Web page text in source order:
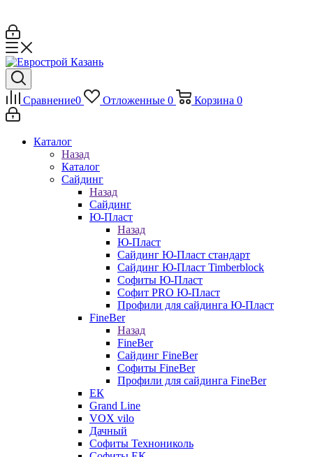
Сравнение0 Отложенные 0 Корзина 0
Каталог
Назад
Каталог
Сайдинг
Назад
Сайдинг
Ю-Пласт
Назад
Ю-Пласт
Сайдинг Ю-Пласт стандарт
Сайдинг Ю-Пласт Timberblock
Софиты Ю-Пласт
Софит PRO Ю-Пласт
Профили для сайдинга Ю-Пласт
FineBer
Назад
FineBer
Сайдинг FineBer
Софиты FineBer
Профили для сайдинга FineBer
ЕК
Grand Line
VOX vilo
Дачный
Софиты Технониколь